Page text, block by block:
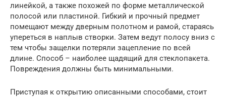
линейкой, а также похожей по форме металлической
полосой или пластиной. Гибкий и прочный предмет
помещают между дверным полотном и рамой, стараясь
упереться в наплыв створки. Затем ведут полосу вниз с
тем чтобы защелки потеряли зацепление по всей
длине. Способ – наиболее щадящий для стеклопакета.
Повреждения должны быть минимальными.
Приступая к открытию описанными способами, стоит